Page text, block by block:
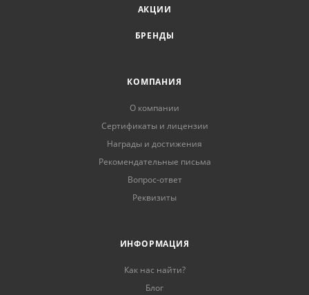
АКЦИИ
БРЕНДЫ
КОМПАНИЯ
О компании
Сертификаты и лицензии
Награды и достижения
Рекомендательные письма
Вопрос-ответ
Реквизиты
ИНФОРМАЦИЯ
Как нас найти?
Блог